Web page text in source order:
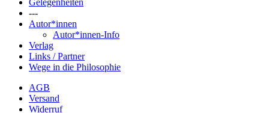
Gelegenheiten
---
Autor*innen
Autor*innen-Info
Verlag
Links / Partner
Wege in die Philosophie
AGB
Versand
Widerruf